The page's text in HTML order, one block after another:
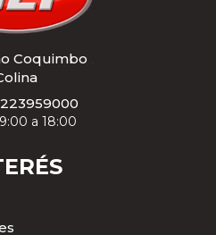
Coquimbo
a 18:00